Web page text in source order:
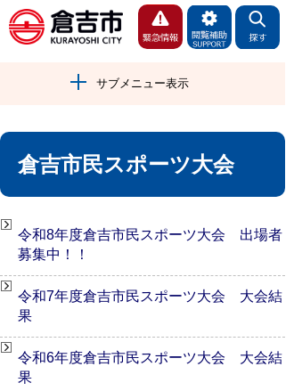
サブメニュー表示
倉吉市民スポーツ大会
令和8年度倉吉市民スポーツ大会 出場者
募集中！！
令和7年度倉吉市民スポーツ大会 大会結
果
令和6年度倉吉市民スポーツ大会 大会結
果